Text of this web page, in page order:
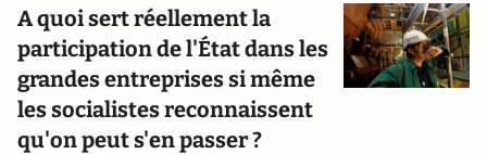
A quoi sert réellement la
participation de l'État dans les
grandes entreprises si même
les socialistes reconnaissent
qu'on peut s'en passer ?